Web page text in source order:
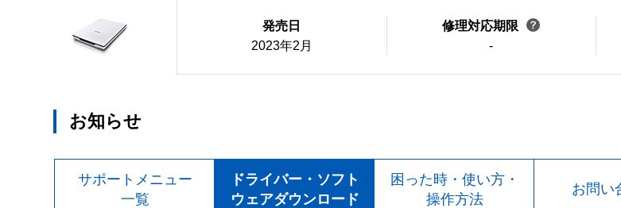
発売日
2023年2月
修理対応期限
-
お知らせ
サポートメニュー
一覧
ドライバー・ソフト
ウェアダウンロード
困った時・使い方・
操作方法
お問い